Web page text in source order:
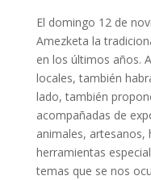
El domingo 12 de
Amezketa la
en los últimos años.
locales, también
lado, también
acompañadas de
animales,
herramientas
temas que se nos